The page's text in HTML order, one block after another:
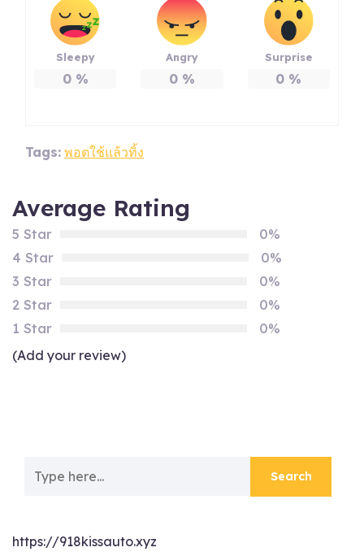
Sleepy
0%
Angry
0 %
Surprise
0 %
Tags: พอตใช้แล้วทิ้ง
Average Rating
5 Star
0%
4 Star
0%
3 Star
0%
2 Star
0%
1 Star
0%
(Add your review)
https://918kissauto.xyz